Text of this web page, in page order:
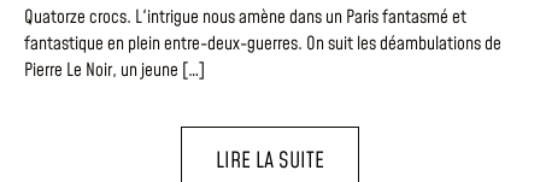
Quatorze crocs. L'intrigue nous amène dans un Paris fantasmé et
fantastique en plein entre-deux-guerres. On suit les déambulations de
Pierre Le Noir, un jeune […]
LIRE LA SUITE